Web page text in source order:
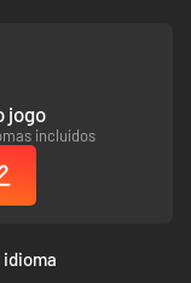
jogo
incluídos